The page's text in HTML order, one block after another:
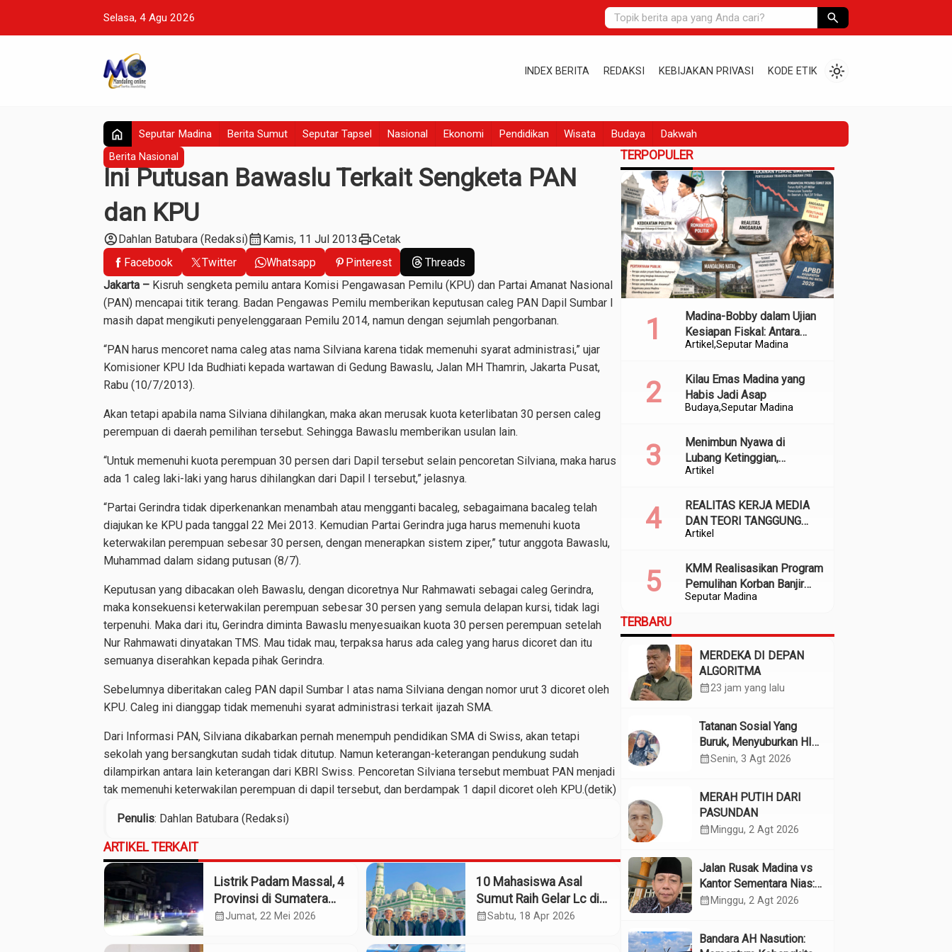
Selasa, 4 Agu 2026 search
INDEX BERITA REDAKSI KEBIJAKAN PRIVASI KODE ETIK light_mode
home Seputar Madina Berita Sumut Seputar Tapsel Nasional Ekonomi Pendidikan Wisata Budaya Dakwah
Berita Nasional
Ini Putusan Bawaslu Terkait Sengketa PAN
dan KPU
account_circleDahlan Batubara (Redaksi)calendar_monthKamis, 11 Jul 2013printCetak
Facebook
Twitter Whatsapp Pinterest
Threads
Jakarta – Kisruh sengketa pemilu antara Komisi Pengawasan Pemilu (KPU) dan Partai Amanat Nasional
(PAN) mencapai titik terang. Badan Pengawas Pemilu memberikan keputusan caleg PAN Dapil Sumbar I
masih dapat mengikuti penyelenggaraan Pemilu 2014, namun dengan sejumlah pengorbanan.
“PAN harus mencoret nama caleg atas nama Silviana karena tidak memenuhi syarat administrasi,” ujar
Komisioner KPU Ida Budhiati kepada wartawan di Gedung Bawaslu, Jalan MH Thamrin, Jakarta Pusat,
Rabu (10/7/2013).
Akan tetapi apabila nama Silviana dihilangkan, maka akan merusak kuota keterlibatan 30 persen caleg
perempuan di daerah pemilihan tersebut. Sehingga Bawaslu memberikan usulan lain.
“Untuk memenuhi kuota perempuan 30 persen dari Dapil tersebut selain pencoretan Silviana, maka harus
ada 1 caleg laki-laki yang harus dihilangkan dari Dapil I tersebut,” jelasnya.
“Partai Gerindra tidak diperkenankan menambah atau mengganti bacaleg, sebagaimana bacaleg telah
diajukan ke KPU pada tanggal 22 Mei 2013. Kemudian Partai Gerindra juga harus memenuhi kuota
keterwakilan perempuan sebesar 30 persen, dengan menerapkan sistem ziper,” tutur anggota Bawaslu,
Muhammad dalam sidang putusan (8/7).
Keputusan yang dibacakan oleh Bawaslu, dengan dicoretnya Nur Rahmawati sebagai caleg Gerindra,
maka konsekuensi keterwakilan perempuan sebesar 30 persen yang semula delapan kursi, tidak lagi
terpenuhi. Maka dari itu, Gerindra diminta Bawaslu menyesuaikan kuota 30 persen perempuan setelah
Nur Rahmawati dinyatakan TMS. Mau tidak mau, terpaksa harus ada caleg yang harus dicoret dan itu
semuanya diserahkan kepada pihak Gerindra.
Sebelumnya diberitakan caleg PAN dapil Sumbar I atas nama Silviana dengan nomor urut 3 dicoret oleh
KPU. Caleg ini dianggap tidak memenuhi syarat administrasi terkait ijazah SMA.
Dari Informasi PAN, Silviana dikabarkan pernah menempuh pendidikan SMA di Swiss, akan tetapi
sekolah yang bersangkutan sudah tidak ditutup. Namun keterangan-keterangan pendukung sudah
dilampirkan antara lain keterangan dari KBRI Swiss. Pencoretan Silviana tersebut membuat PAN menjadi
tak memenuhi keterwakilan perempuan di dapil tersebut, dan berdampak 1 dapil dicoret oleh KPU.(detik)
Penulis: Dahlan Batubara (Redaksi)
ARTIKEL TERKAIT
Listrik Padam Massal, 4
Provinsi di Sumatera
Terdampak
calendar_monthJumat, 22 Mei 2026
10 Mahasiswa Asal
Sumut Raih Gelar Lc di
Universitas Al-Ahgaff,
calendar_monthSabtu, 18 Apr 2026
TERPOPULER
Artikel Seputar Madina
Madina-Bobby dalam Ujian
Kesiapan Fiskal: Antara
Kedekatan Politik dan
BudayaSeputar Madina
Kilau Emas Madina yang
Habis Jadi Asap
Artikel
Menimbun Nyawa di
Lubang Ketinggian,
Meracuni Air di Sepanjang
Artikel
REALITAS KERJA MEDIA
DAN TEORI TANGGUNG
JAWAB SOSIAL
Seputar Madina
KMM Realisasikan Program
Pemulihan Korban Banjir
dan Longsor di Kabupaten
TERBARU
MERDEKA DI DEPAN
ALGORITMA
calendar_month23 jam yang lalu
Tatanan Sosial Yang
Buruk, Menyuburkan HIV
Pada Remaja
calendar_monthSenin, 3 Agt 2026
MERAH PUTIH DARI
PASUNDAN
calendar_month Minggu, 2 Agt 2026
Jalan Rusak Madina vs
Kantor Sementara Nias:
Kebijakan Pilih Kasih
calendar_month Minggu, 2 Agt 2026
Bandara AH Nasution: